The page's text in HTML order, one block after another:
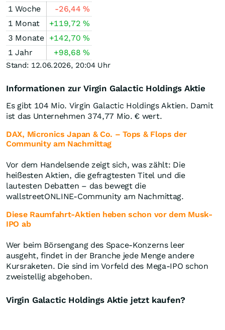
1 Woche -26,44%
1 Monat
+119,72%
3 Monate +142,70%
1 Jahr
+98,68%
Stand: 12.06.2026, 20:04 Uhr
Informationen zur Virgin Galactic Holdings Aktie
Es gibt 104 Mio. Virgin Galactic Holdings Aktien. Damit
ist das Unternehmen 374,77 Mio. € wert.
DAX, Micronics Japan & Co. – Tops & Flops der
Community am Nachmittag
Vor dem Handelsende zeigt sich, was zählt: Die
heißesten Aktien, die gefragtesten Titel und die
lautesten Debatten – das bewegt die
wallstreetONLINE-Community am Nachmittag.
Diese Raumfahrt-Aktien heben schon vor dem Musk-
IPO ab
Wer beim Börsengang des Space-Konzerns leer
ausgeht, findet in der Branche jede Menge andere
Kursraketen. Die sind im Vorfeld des Mega-IPO schon
zweistellig abgehoben.
Virgin Galactic Holdings Aktie jetzt kaufen?